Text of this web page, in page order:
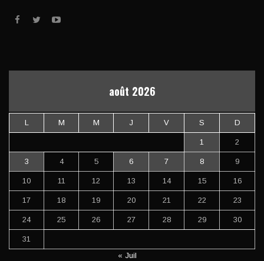
août 2026
L M M J V S D
1 2
3 4 5 6 7 8 9
10 11 12 13 14 15 16
17 18 19 20 21 22 23
24 25 26 27 28 29 30
31
« Juil